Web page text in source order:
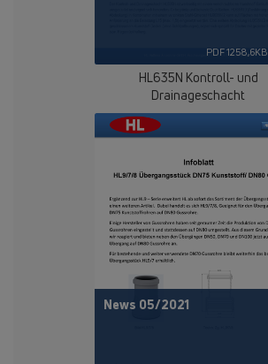
PDF 1258,6KB
HL635N Kontroll- und
Drainageschacht
News 05/2021